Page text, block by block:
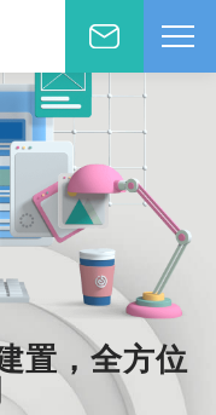
置，全方位